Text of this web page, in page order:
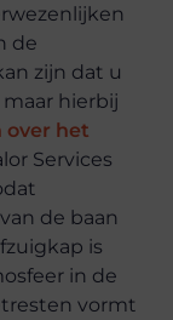
de
zijn dat u
hierbij
over het
Services
de baan
is
in de
vormt